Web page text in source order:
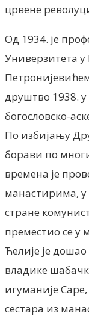
црвене
Од 1934. је
Универзитета у
друштво 1938.
богословско-
По избијању
борави по
времена је
манастирима, у
стране
преместио се у
Ћелије је
владике
игуманије
сестара из